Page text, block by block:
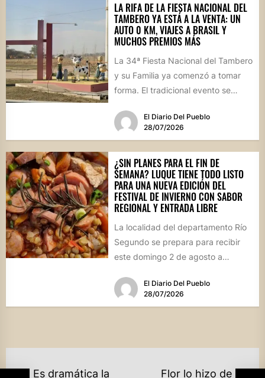
LA RIFA DE LA FIESTA NACIONAL DEL
TAMBERO YA ESTÁ A LA VENTA: UN
AUTO 0 KM, VIAJES A BRASIL Y
MUCHOS PREMIOS MÁS
La 34ª Fiesta Nacional del Tambero
y su Familia ya comenzó a tomar
forma. El tradicional evento se
El Diario Del Pueblo
28/07/2026
¿SIN PLANES PARA EL FIN DE
SEMANA? LUQUE TIENE TODO LISTO
PARA UNA NUEVA EDICIÓN DEL
FESTIVAL DE INVIERNO CON SABOR
REGIONAL Y ENTRADA LIBRE
La localidad del departamento Río
Segundo se prepara para recibir
este domingo 2 de agosto a
El Diario Del Pueblo
28/07/2026
Es dramática la Flor lo hizo de